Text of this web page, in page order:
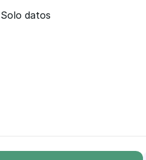
Solo datos